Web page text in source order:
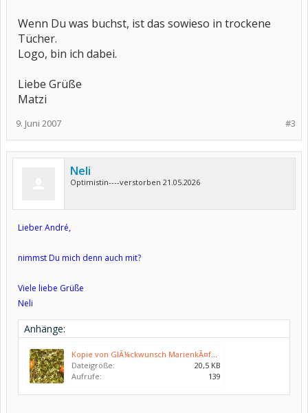
Wenn Du was buchst, ist das sowieso in trockene
Tücher.
Logo, bin ich dabei.
Liebe Grüße
Matzi
#3
9. Juni 2007
Neli
Optimistin----verstorben 21.05.2026
Lieber André,
nimmst Du mich denn auch mit?
Viele liebe Grüße
Neli
Anhänge:
Kopie von GlÃ¼ckwunsch MarienkÃ¤fer 3.jpg
Dateigröße:
20,5 KB
Aufrufe:
139